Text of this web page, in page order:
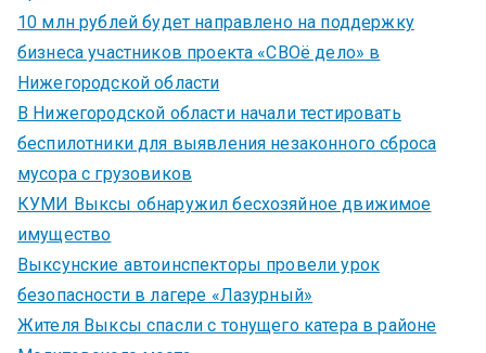
10 млн рублей будет направлено на поддержку
бизнеса участников проекта «СВОё дело» в
Нижегородской области
В Нижегородской области начали тестировать
беспилотники для выявления незаконного сброса
мусора с грузовиков
КУМИ Выксы обнаружил бесхозяйное движимое
имущество
Выксунские автоинспекторы провели урок
безопасности в лагере «Лазурный»
Жителя Выксы спасли с тонущего катера в районе